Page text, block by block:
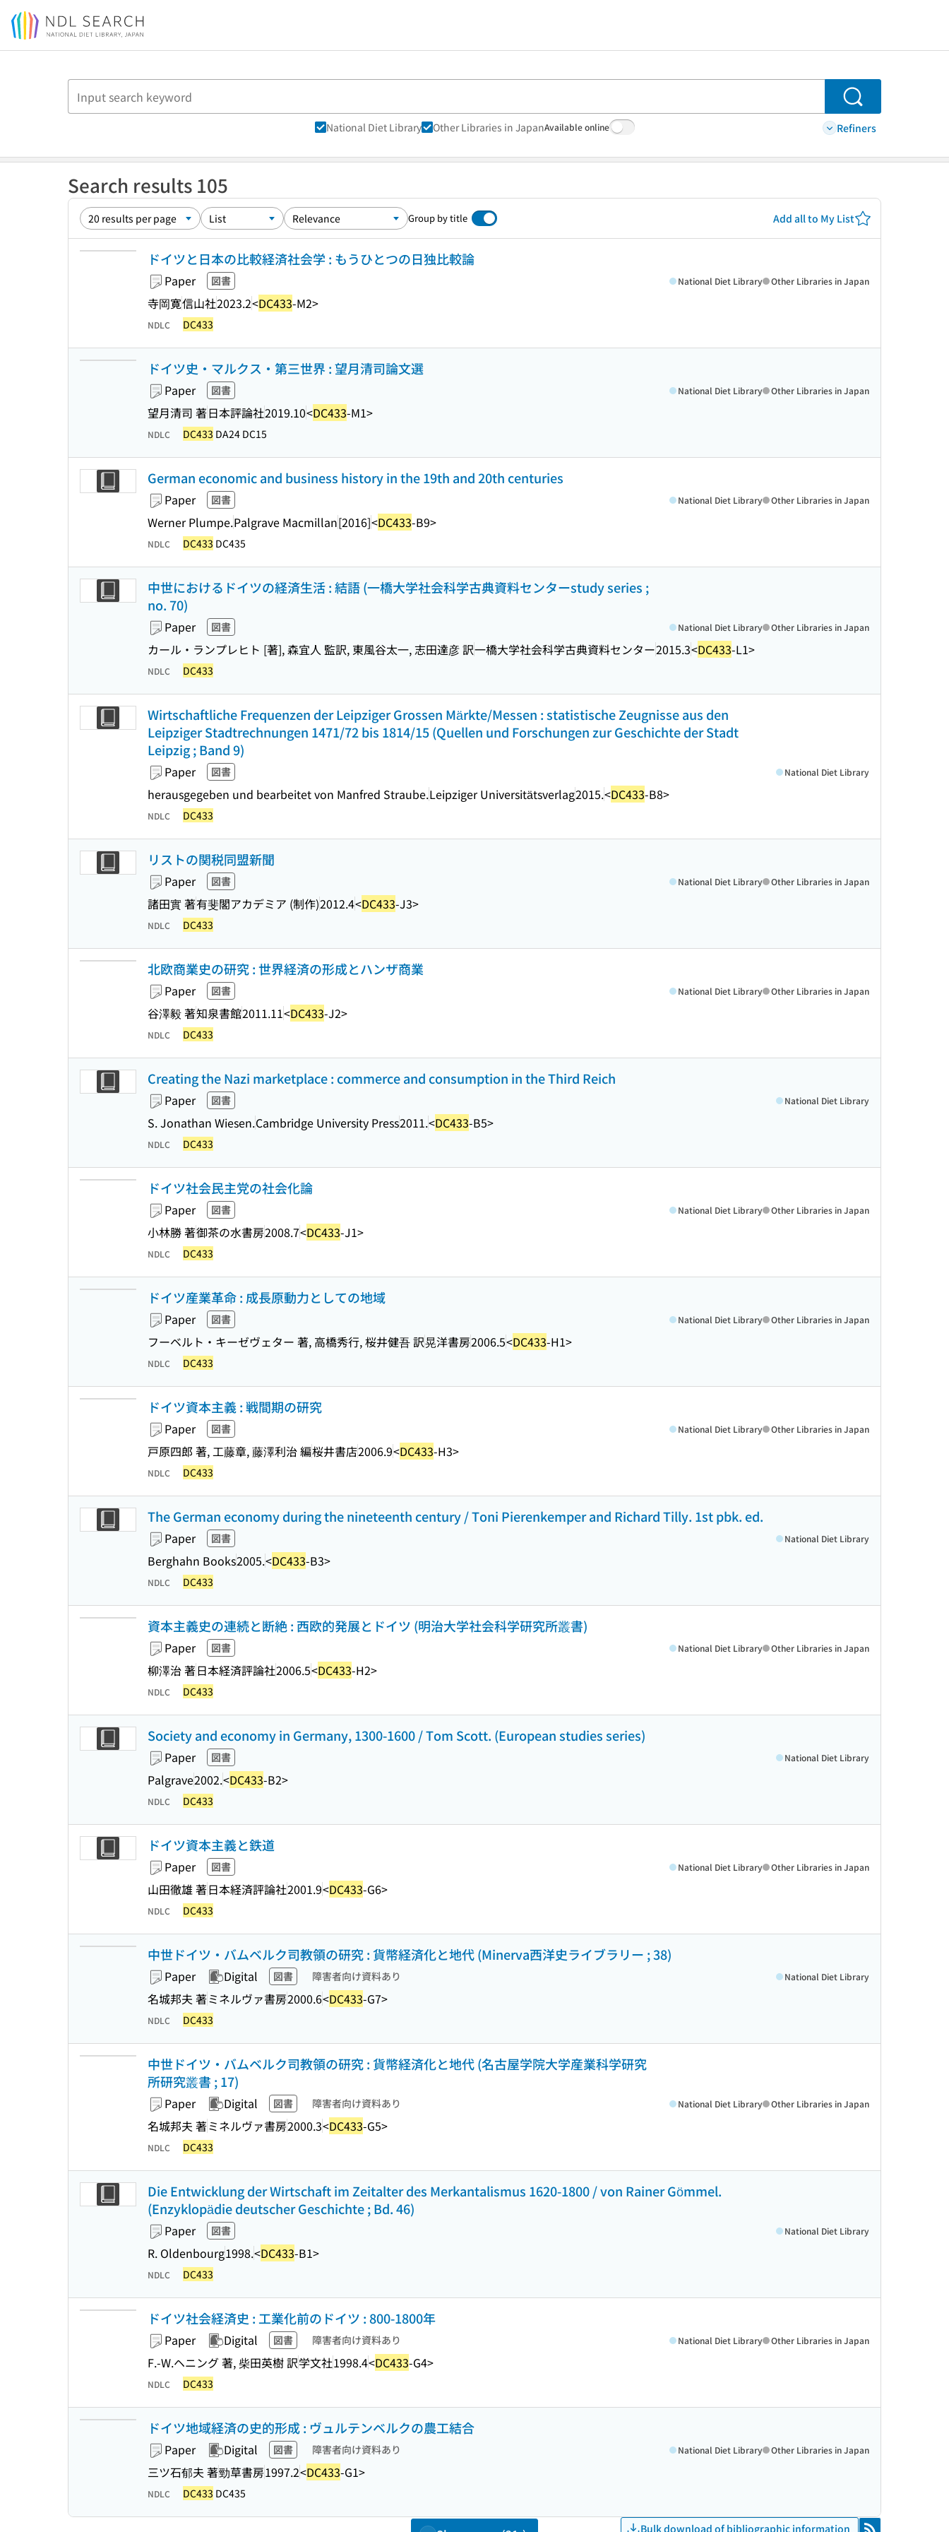
Jump to main content
Search
National Diet Library Other Libraries in JapanAvailable online Refiners
Search results 105
Group by title Add all to My List
ドイツと日本の比較経済社会学 : もうひとつの日独比較論
Paper 図書
寺岡寛信山社2023.2<DC433-M2>
National Diet Library Other Libraries in Japan
NDLC DC433
ドイツ史・マルクス・第三世界 : 望月清司論文選
Paper 図書
望月清司 著日本評論社2019.10<DC433-M1>
National Diet Library Other Libraries in Japan
NDLC DC433 DA24 DC15
German economic and business history in the 19th and 20th centuries
Paper 図書
Werner Plumpe.Palgrave Macmillan[2016]<DC433-B9>
National Diet Library Other Libraries in Japan
NDLC DC433 DC435
中世におけるドイツの経済生活 : 結語 (一橋大学社会科学古典資料センターstudy series ;
no. 70)
Paper 図書
カール・ランプレヒト [著], 森宜人 監訳, 東風谷太一, 志田達彦 訳一橋大学社会科学古典資料センター2015.3<DC433-L1>
National Diet Library Other Libraries in Japan
NDLC DC433
Wirtschaftliche Frequenzen der Leipziger Grossen Märkte/Messen : statistische Zeugnisse aus den
Leipziger Stadtrechnungen 1471/72 bis 1814/15 (Quellen und Forschungen zur Geschichte der Stadt
Leipzig ; Band 9)
Paper 図書
herausgegeben und bearbeitet von Manfred Straube.Leipziger Universitätsverlag2015.<DC433-B8>
National Diet Library
NDLC DC433
リストの関税同盟新聞
Paper 図書
諸田實 著有斐閣アカデミア (制作)2012.4<DC433-J3>
National Diet Library Other Libraries in Japan
NDLC DC433
北欧商業史の研究 : 世界経済の形成とハンザ商業
Paper 図書
谷澤毅 著知泉書館2011.11<DC433-J2>
National Diet Library Other Libraries in Japan
NDLC DC433
Creating the Nazi marketplace : commerce and consumption in the Third Reich
Paper 図書
S. Jonathan Wiesen.Cambridge University Press2011.<DC433-B5>
National Diet Library
NDLC DC433
ドイツ社会民主党の社会化論
Paper 図書
小林勝 著御茶の水書房2008.7<DC433-J1>
National Diet Library Other Libraries in Japan
NDLC DC433
ドイツ産業革命 : 成長原動力としての地域
Paper 図書
フーベルト・キーゼヴェター 著, 高橋秀行, 桜井健吾 訳晃洋書房2006.5<DC433-H1>
National Diet Library Other Libraries in Japan
NDLC DC433
ドイツ資本主義 : 戦間期の研究
Paper 図書
戸原四郎 著, 工藤章, 藤澤利治 編桜井書店2006.9<DC433-H3>
National Diet Library Other Libraries in Japan
NDLC DC433
The German economy during the nineteenth century / Toni Pierenkemper and Richard Tilly. 1st pbk. ed.
Paper 図書
Berghahn Books2005.<DC433-B3>
National Diet Library
NDLC DC433
資本主義史の連続と断絶 : 西欧的発展とドイツ (明治大学社会科学研究所叢書)
Paper 図書
柳澤治 著日本経済評論社2006.5<DC433-H2>
National Diet Library Other Libraries in Japan
NDLC DC433
Society and economy in Germany, 1300-1600 / Tom Scott. (European studies series)
Paper 図書
Palgrave2002.<DC433-B2>
National Diet Library
NDLC DC433
ドイツ資本主義と鉄道
Paper 図書
山田徹雄 著日本経済評論社2001.9<DC433-G6>
National Diet Library Other Libraries in Japan
NDLC DC433
中世ドイツ・バムベルク司教領の研究 : 貨幣経済化と地代 (Minerva西洋史ライブラリー ; 38)
Paper Digital 図書 障害者向け資料あり
名城邦夫 著ミネルヴァ書房2000.6<DC433-G7>
National Diet Library
NDLC DC433
中世ドイツ・バムベルク司教領の研究 : 貨幣経済化と地代 (名古屋学院大学産業科学研究
所研究叢書 ; 17)
Paper Digital 図書 障害者向け資料あり
名城邦夫 著ミネルヴァ書房2000.3<DC433-G5>
National Diet Library Other Libraries in Japan
NDLC DC433
Die Entwicklung der Wirtschaft im Zeitalter des Merkantalismus 1620-1800 / von Rainer Gömmel.
(Enzyklopädie deutscher Geschichte ; Bd. 46)
Paper 図書
R. Oldenbourg1998.<DC433-B1>
National Diet Library
NDLC DC433
ドイツ社会経済史 : 工業化前のドイツ : 800-1800年
Paper Digital 図書 障害者向け資料あり
F.-W.ヘニング 著, 柴田英樹 訳学文社1998.4<DC433-G4>
National Diet Library Other Libraries in Japan
NDLC DC433
ドイツ地域経済の史的形成 : ヴュルテンベルクの農工結合
Paper Digital 図書 障害者向け資料あり
三ツ石郁夫 著勁草書房1997.2<DC433-G1>
National Diet Library Other Libraries in Japan
NDLC DC433 DC435
Bulk download of bibliographic information